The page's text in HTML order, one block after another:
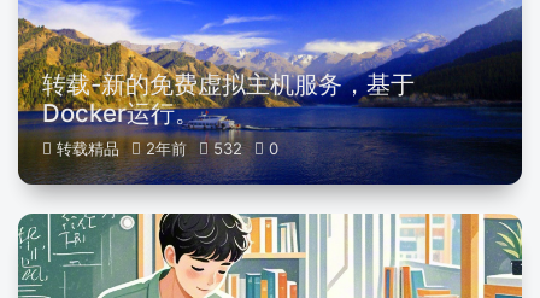
转载-新的免费虚拟主机服务，基于
Docker运行。
转载精品 2年前 532 0